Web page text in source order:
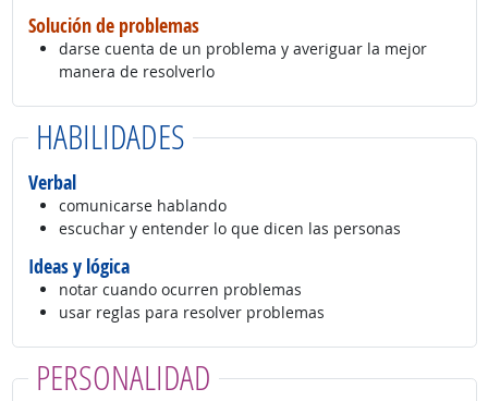
Solución de problemas
darse cuenta de un problema y averiguar la mejor
manera de resolverlo
HABILIDADES
Verbal
comunicarse hablando
escuchar y entender lo que dicen las personas
Ideas y lógica
notar cuando ocurren problemas
usar reglas para resolver problemas
PERSONALIDAD